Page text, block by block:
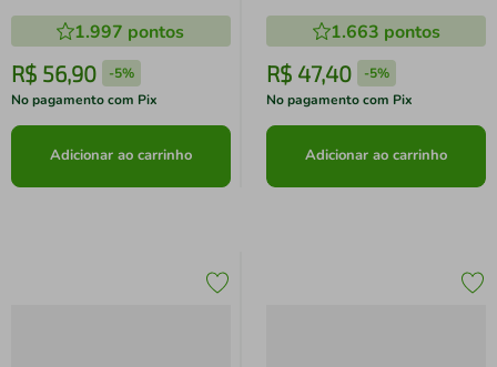
1.997 pontos
R$ 56,90 -5%
No pagamento com Pix
Adicionar ao carrinho
1.663 pontos
R$ 47,40 -5%
No pagamento com Pix
Adicionar ao carrinho